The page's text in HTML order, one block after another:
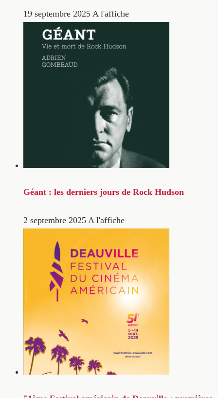
19 septembre 2025 A l'affiche
Géant : les derniers jours de Rock Hudson
2 septembre 2025 A l'affiche